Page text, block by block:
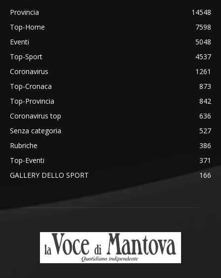
Provincia
14548
Top-Home
7598
Eventi
5048
Top-Sport
4537
Coronavirus
1261
Top-Cronaca
873
Top-Provincia
842
Coronavirus top
636
Senza categoria
527
Rubriche
386
Top-Eventi
371
GALLERY DELLO SPORT
166